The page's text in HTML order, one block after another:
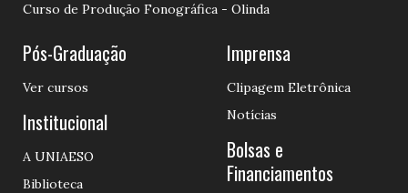
Curso de Produção Fonográfica - Olinda
Pós-Graduação
Ver cursos
Institucional
A UNIAESO
Biblioteca
Imprensa
Clipagem Eletrônica
Notícias
Bolsas e
Financiamentos